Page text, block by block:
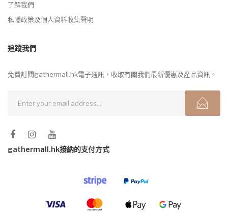
了解我們
私隱政策及個人資料收集聲明
追蹤我們
免費訂閱gathermall.hk電子通訊，收取有關我們最新優惠及產品資訊。
gathermall.hk接納的支付方式